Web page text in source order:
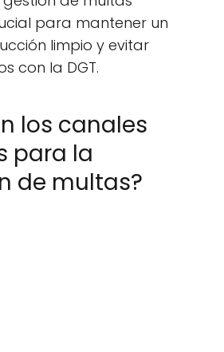
para mantener un
limpio y evitar
con la DGT.
los canales
para la
de multas?